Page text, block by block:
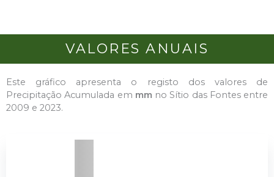
VALORES ANUAIS
Este gráfico apresenta o registo dos valores de
Precipitação Acumulada em mm no Sítio das Fontes entre
2009 e 2023.